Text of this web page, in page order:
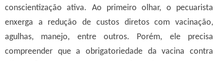
conscientização ativa. Ao primeiro olhar, o pecuarista
enxerga a redução de custos diretos com vacinação,
agulhas, manejo, entre outros. Porém, ele precisa
compreender que a obrigatoriedade da vacina contra